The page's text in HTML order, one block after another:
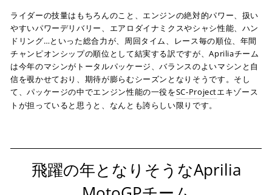
ライダーの技量はもちろんのこと、エンジンの絶対的パワー、扱い
やすいパワーデリバリー、エアロダイナミクスやシャシ性能、ハン
ドリング…といった総合力が、周回タイム、レース毎の順位、年間
チャンピオンシップの順位として結実する訳ですが、Apriliaチーム
は今年のマシンがトータルパッケージ、バランスのよいマシンと自
信を覗かせており、期待が膨らむシーズンとなりそうです。そし
て、パッケージの中でエンジン性能の一役をSC-Projectエキゾース
トが担っていると思うと、なんとも誇らしい限りです。
飛躍の年となりそうなAprilia